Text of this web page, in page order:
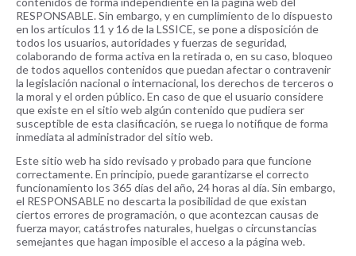
RESPONSABLE. Sin embargo, y en cumplimiento de lo dispuesto
en los artículos 11 y 16 de la LSSICE, se pone a disposición de
todos los usuarios, autoridades y fuerzas de seguridad,
colaborando de forma activa en la retirada o, en su caso, bloqueo
de todos aquellos contenidos que puedan afectar o contravenir
la legislación nacional o internacional, los derechos de terceros o
la moral y el orden público. En caso de que el usuario considere
que existe en el sitio web algún contenido que pudiera ser
susceptible de esta clasificación, se ruega lo notifique de forma
inmediata al administrador del sitio web.
Este sitio web ha sido revisado y probado para que funcione
correctamente. En principio, puede garantizarse el correcto
funcionamiento los 365 días del año, 24 horas al día. Sin embargo,
el RESPONSABLE no descarta la posibilidad de que existan
ciertos errores de programación, o que acontezcan causas de
fuerza mayor, catástrofes naturales, huelgas o circunstancias
semejantes que hagan imposible el acceso a la página web.